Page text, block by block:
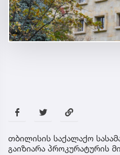
თბილისის საქალაქო
გაიზიარა პროკურატურის